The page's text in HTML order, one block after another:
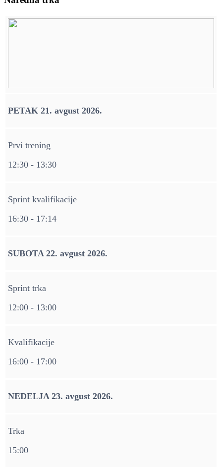
PETAK 21. avgust 2026.
Prvi trening
12:30 - 13:30
Sprint kvalifikacije
16:30 - 17:14
SUBOTA 22. avgust 2026.
Sprint trka
12:00 - 13:00
Kvalifikacije
16:00 - 17:00
NEDELJA 23. avgust 2026.
Trka
15:00